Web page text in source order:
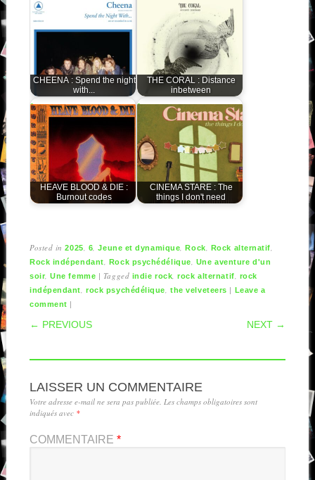
CHEENA : Spend the night
with...
THE CORAL : Distance
inbetween
HEAVE BLOOD & DIE :
Burnout codes
CINEMA STARE : The
things I don't need
Posted in2025, 6,Jeune et dynamique,Rock, Rock alternatif,
Rock indépendant, Rock psychédélique, Une aventure d'un
soir,Une femme | Tagged indie rock,rock alternatif, rock
indépendant,rock psychédélique,the velveteers | Leave a
comment |
POST NAVIGATION
← PREVIOUS NEXT →
LAISSER UN COMMENTAIRE
Votre adresse e-mail ne sera pas publiée. Les champs obligatoires sont
indiqués avec *
COMMENTAIRE *